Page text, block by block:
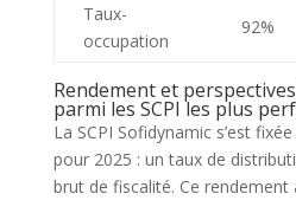
Taux-
occupation
92%
Rendement et
parmi les SCPI les plus
La SCPI Sofidynamic s’est
pour 2025 : un taux de
brut de fiscalité. Ce